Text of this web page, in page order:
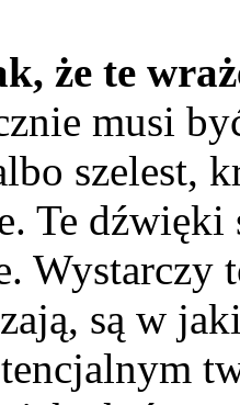
że te
musi
szelest,
Te
Wystarczy
są w